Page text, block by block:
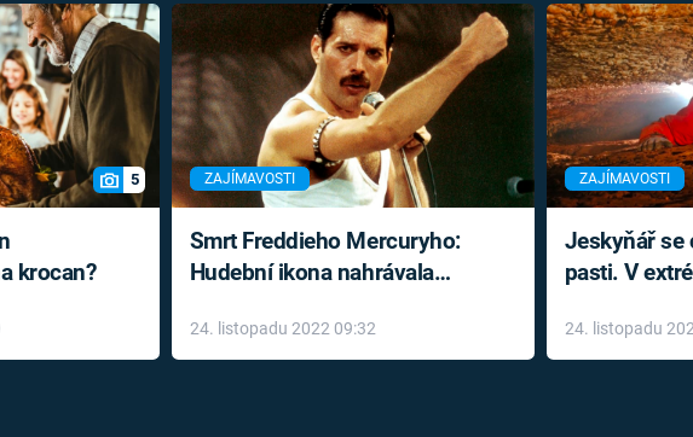
5
krocan?
ZAJÍMAVOSTI
Smrt Freddieho Mercuryho:
Hudební ikona nahrávala
léky
24. listopadu 2022 09:32
ZAJÍMAVOSTI
Jeskyňář se
pasti. V
24. listopadu